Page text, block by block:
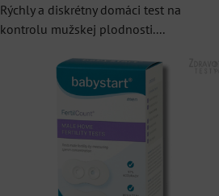
Rýchly a diskrétny domáci test na
kontrolu mužskej plodnosti....